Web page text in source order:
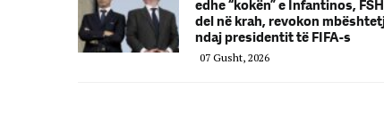
edhe “kokën” e Infantinos,
del në krah, revokon
ndaj presidentit të FIFA-s
07 Gusht, 2026